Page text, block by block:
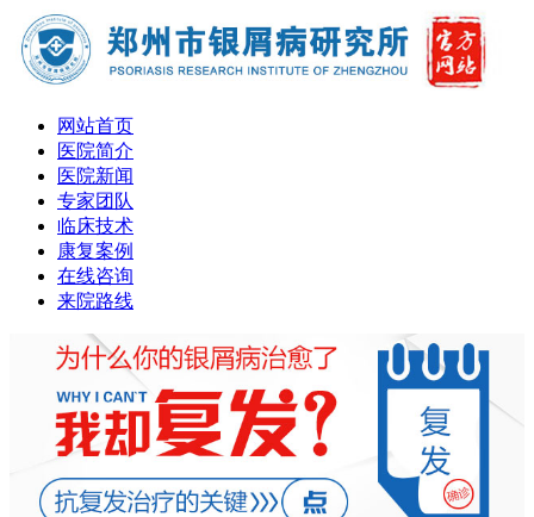
网站首页
医院简介
医院新闻
专家团队
临床技术
康复案例
在线咨询
来院路线